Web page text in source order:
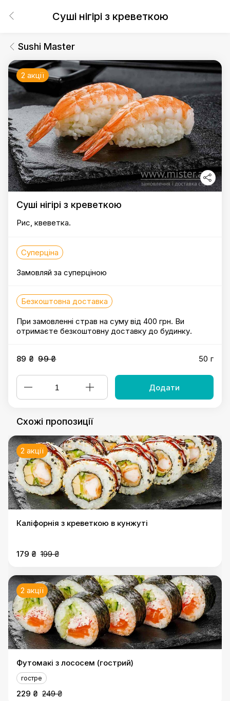
Суші нігірі з креветкою
Sushi Master
2 акції
Суші нігірі з креветкою
Рис, квеветка.
Суперціна
Замовляй за суперціною
Безкоштовна доставка
При замовленні страв на суму від 400 грн. Ви
отримаєте безкоштовну доставку до будинку.
89 ₴ 99 ₴ 50 г
Додати
Схожі пропозиції
2 акції
Каліфорнія з креветкою в кунжуті
179 ₴ 199 ₴
2 акції
Футомакі з лососем (гострий)
гостре
229 ₴ 249 ₴